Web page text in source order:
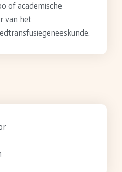
of academische
van het